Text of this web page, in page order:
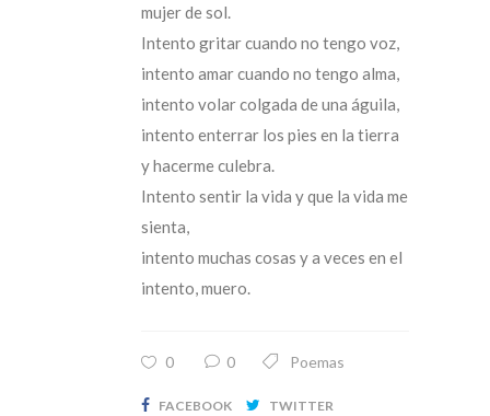
mujer de sol.
Intento gritar cuando no tengo voz,
intento amar cuando no tengo alma,
intento volar colgada de una águila,
intento enterrar los pies en la tierra
y hacerme culebra.
Intento sentir la vida y que la vida me
sienta,
intento muchas cosas y a veces en el
intento, muero.
0 0 Poemas
FACEBOOK TWITTER